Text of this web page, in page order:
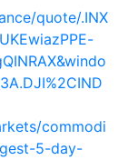
quote/.INX
commodi
5-day-